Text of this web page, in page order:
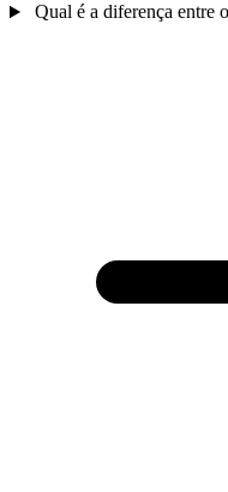
Qual é a diferença entre